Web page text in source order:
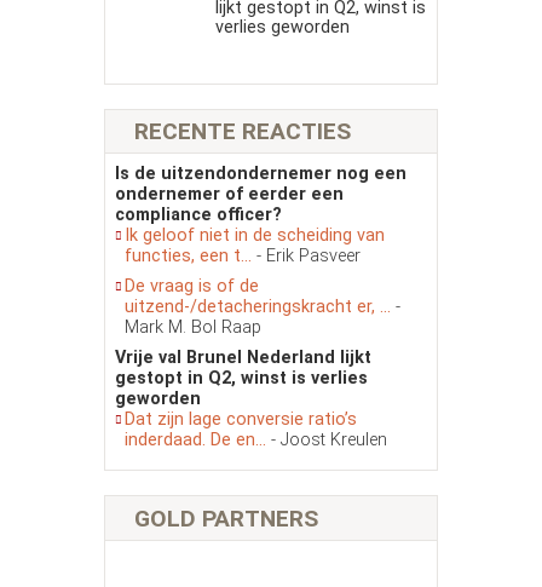
lijkt gestopt in Q2, winst is
verlies geworden
RECENTE REACTIES
Is de uitzendondernemer nog een
ondernemer of eerder een
compliance officer?
Ik geloof niet in de scheiding van
functies, een t... - Erik Pasveer
De vraag is of de
uitzend-/detacheringskracht er, ... -
Mark M. Bol Raap
Vrije val Brunel Nederland lijkt
gestopt in Q2, winst is verlies
geworden
Dat zijn lage conversie ratio’s
inderdaad. De en... - Joost Kreulen
GOLD PARTNERS